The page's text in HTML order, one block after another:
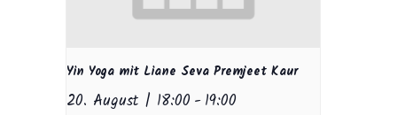
Yin Yoga mit Liane Seva Premjeet Kaur
20. August | 18:00 -19:00